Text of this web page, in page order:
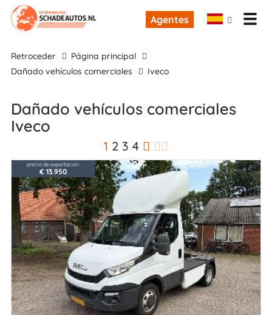
Agentes
retroceder
Página principal
dañado vehículos comerciales
Iveco
dañado vehículos comerciales
Iveco
1 2 3 4
precio de exportación
€ 13.950